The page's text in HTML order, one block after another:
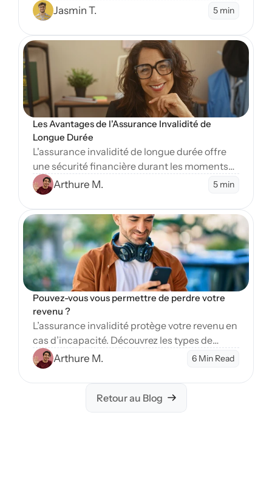
protéger vos finances en cas de diagnostic
sévère.
Jasmin T. 5 min
Blog
Les Avantages de l'Assurance Invalidité de
Longue Durée
L'assurance invalidité de longue durée offre
une sécurité financière durant les moments
difficiles. Apprenez-en plus sur ses nombreux
avantages essentiels.
Arthure M. 5 min
Blog
Pouvez-vous vous permettre de perdre votre
revenu ?
L’assurance invalidité protège votre revenu en
cas d’incapacité. Découvrez les types de
couverture et étapes pour sécuriser votre
avenir financier.
Arthure M. 6 Min Read
Retour au Blog